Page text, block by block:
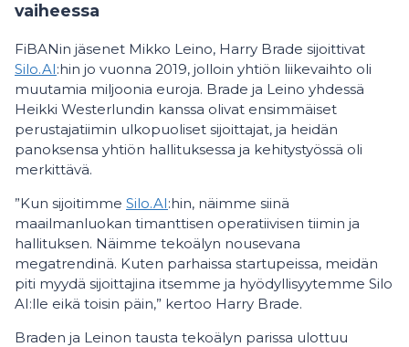
vaiheessa
FiBANin jäsenet Mikko Leino, Harry Brade sijoittivat
Silo.AI:hin jo vuonna 2019, jolloin yhtiön liikevaihto oli
muutamia miljoonia euroja. Brade ja Leino yhdessä
Heikki Westerlundin kanssa olivat ensimmäiset
perustajatiimin ulkopuoliset sijoittajat, ja heidän
panoksensa yhtiön hallituksessa ja kehitystyössä oli
merkittävä.
”Kun sijoitimme Silo.AI:hin, näimme siinä
maailmanluokan timanttisen operatiivisen tiimin ja
hallituksen. Näimme tekoälyn nousevana
megatrendinä. Kuten parhaissa startupeissa, meidän
piti myydä sijoittajina itsemme ja hyödyllisyytemme Silo
AI:lle eikä toisin päin,” kertoo Harry Brade.
Braden ja Leinon tausta tekoälyn parissa ulottuu